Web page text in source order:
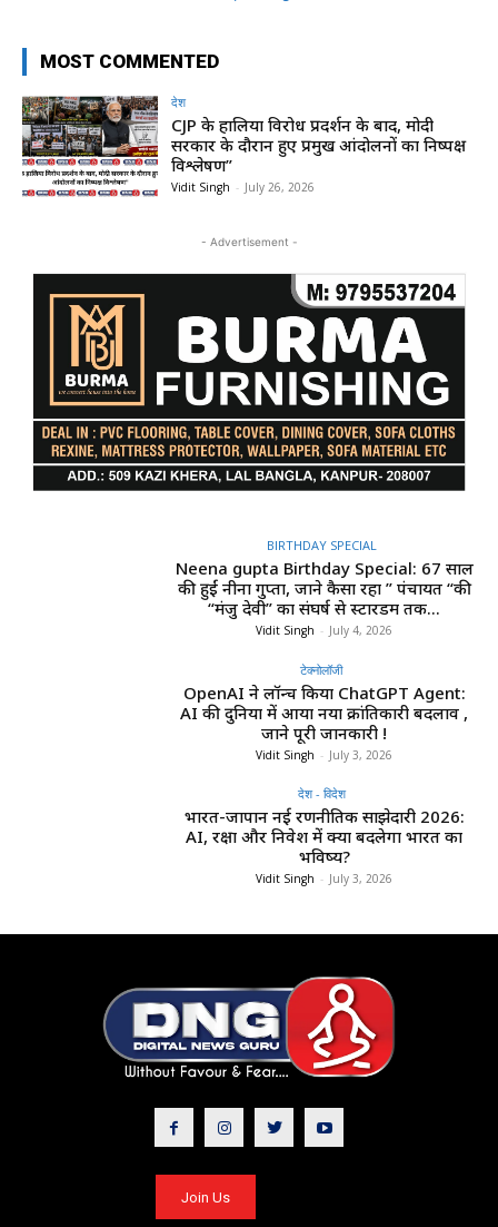
MOST COMMENTED
देश
CJP के हालिया विरोध प्रदर्शन के बाद, मोदी
सरकार के दौरान हुए प्रमुख आंदोलनों का निष्पक्ष
विश्लेषण”
Vidit Singh - July 26, 2026
- Advertisement -
BIRTHDAY SPECIAL
Neena gupta Birthday Special: 67 साल
की हुईं नीना गुप्ता, जाने कैसा रहा ” पंचायत “की
“मंजु देवी” का संघर्ष से स्टारडम तक...
Vidit Singh - July 4, 2026
टेक्नोलॉजी
OpenAI ने लॉन्च किया ChatGPT Agent:
AI की दुनिया में आया नया क्रांतिकारी बदलाव ,
जाने पूरी जानकारी !
Vidit Singh - July 3, 2026
देश - विदेश
भारत-जापान नई रणनीतिक साझेदारी 2026:
AI, रक्षा और निवेश में क्या बदलेगा भारत का
भविष्य?
Vidit Singh - July 3, 2026
Join Us